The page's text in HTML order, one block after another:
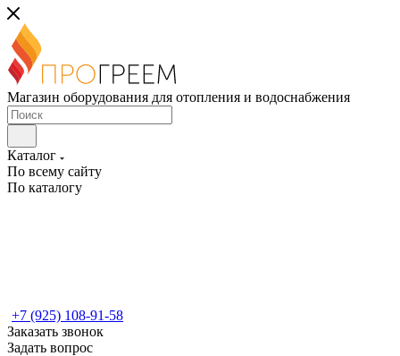
Магазин оборудования для отопления и водоснабжения
Каталог
По всему сайту
По каталогу
+7 (925) 108-91-58
Заказать звонок
Задать вопрос